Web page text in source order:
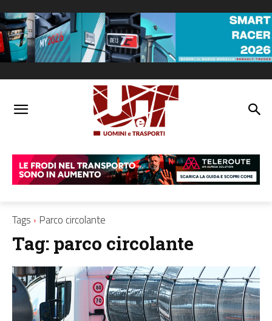
Tags Parco circolante
Tag: parco circolante